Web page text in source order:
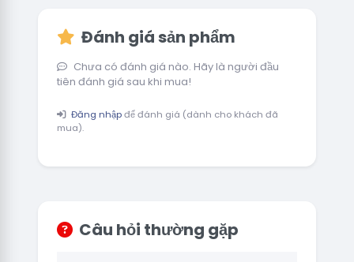
Đánh giá sản phẩm
Chưa có đánh giá nào. Hãy là người đầu
tiên đánh giá sau khi mua!
Đăng nhậpđể đánh giá (dành cho khách đã
mua).
Câu hỏi thường gặp